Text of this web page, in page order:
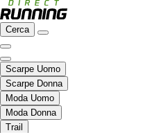
Cerca
Scarpe Uomo
Scarpe Donna
Moda Uomo
Moda Donna
Trail